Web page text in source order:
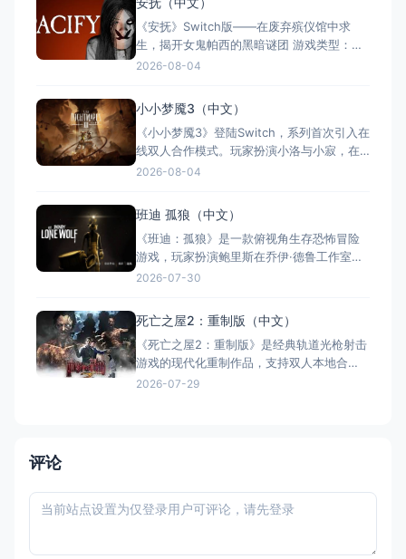
效堪称教科书级别。Switch版完整收录
DLC「告密者」，Metacritic媒体均分79分
《安抚》Switch版——在废弃殡仪馆中求
生，揭开女鬼帕西的黑暗谜团 游戏类型：恐
怖生存类（第一人称恐怖冒险 × 合作生存 ×
服/台服eShop官方繁体中文定名） 美国名
称：Pacify（北美/欧
2026-08-04
小小梦魇3（中文）
《小小梦魇3》登陆Switch，系列首次引入在
线双人合作模式。玩家扮演小洛与小寂，在
诡谲的"螺旋世界"中穿越死亡之城、糖果工厂
版支持全区中文，主线约6小时。Metacritic
综合评分69分，媒体评价认为其忠实延续了
系
2026-08-04
班迪 孤狼（中文）
《班迪：孤狼》是一款俯视角生存恐怖冒险
游戏，玩家扮演鲍里斯在乔伊·德鲁工作室的
橡胶软管风格走廊中求生。游戏采用程序生
包括搜寻物资、制作武器、设置陷阱以及躲
避墨水恶魔的追捕。游戏支持全区中文，适
合喜爱潜行与策略的玩家。虽然评价
2026-07-30
死亡之屋2：重制版（中文）
《死亡之屋2：重制版》是经典轨道光枪射击
游戏的现代化重制作品，支持双人本地合
作。游戏画面全面升级，保留经典原声与标
2026-07-29
评论